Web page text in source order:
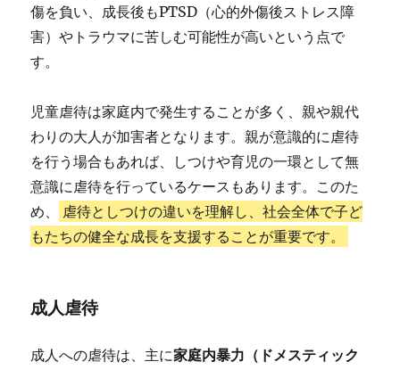
傷を負い、成長後もPTSD（心的外傷後ストレス障
害）やトラウマに苦しむ可能性が高いという点で
す。
児童虐待は家庭内で発生することが多く、親や親代
わりの大人が加害者となります。親が意識的に虐待
を行う場合もあれば、しつけや育児の一環として無
意識に虐待を行っているケースもあります。このた
め、
虐待としつけの違いを理解し、社会全体で子ど
もたちの健全な成長を支援することが重要です。
成人虐待
成人への虐待は、主に家庭内暴力（ドメスティック